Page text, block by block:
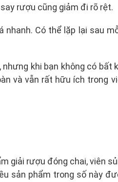
rượu cũng giảm đi rõ rệt.
Có thể lặp lại sau
khi bạn không có bất
và vẫn rất hữu ích trong
giải rượu đóng chai, viên
sản phẩm trong số này